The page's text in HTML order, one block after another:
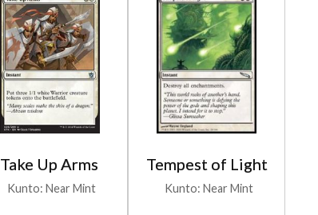
Take Up Arms
Kunto: Near Mint
Tempest of Light
Kunto: Near Mint